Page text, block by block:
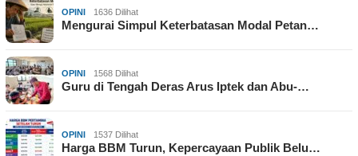
OPINI 1636 Dilihat
Mengurai Simpul Keterbatasan Modal Petan…
OPINI 1568 Dilihat
Guru di Tengah Deras Arus Iptek dan Abu-…
OPINI 1537 Dilihat
Harga BBM Turun, Kepercayaan Publik Belu…